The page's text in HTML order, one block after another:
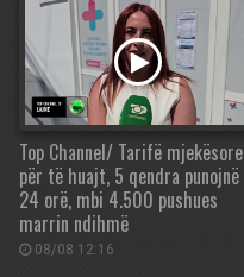
Top Channel/ Tarifë mjekësore
për të huajt, 5 qendra punojnë
24 orë, mbi 4.500 pushues
marrin ndihmë
08/08 12:16